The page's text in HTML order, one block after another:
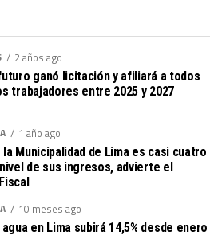
2 años ago
ganó licitación y afiliará a todos
trabajadores entre 2025 y 2027
1 año ago
la Municipalidad de Lima es casi cuatro
de sus ingresos, advierte el
10 meses ago
en Lima subirá 14,5% desde enero